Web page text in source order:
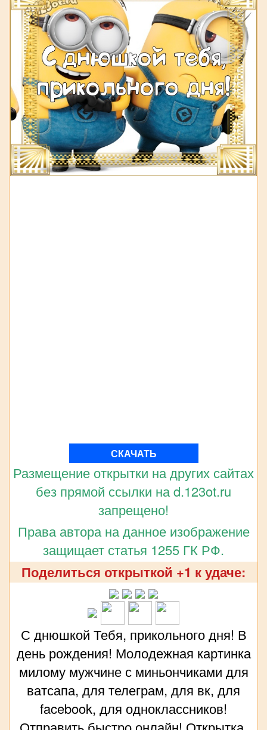
СКАЧАТЬ
Размещение открытки на других сайтах
без прямой ссылки на d.123ot.ru
запрещено!
Права автора на данное изображение
защищает статья 1255 ГК РФ.
Поделиться открыткой +1 к удаче:
С днюшкой Тебя, прикольного дня! В
день рождения! Молодежная картинка
милому мужчине с миньончиками для
ватсапа, для телеграм, для вк, для
facebook, для одноклассников!